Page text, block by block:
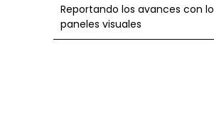
Reportando los avances con
paneles visuales